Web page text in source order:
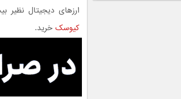
ارزهای دیجیتال نظیر
کیوسک خرید.